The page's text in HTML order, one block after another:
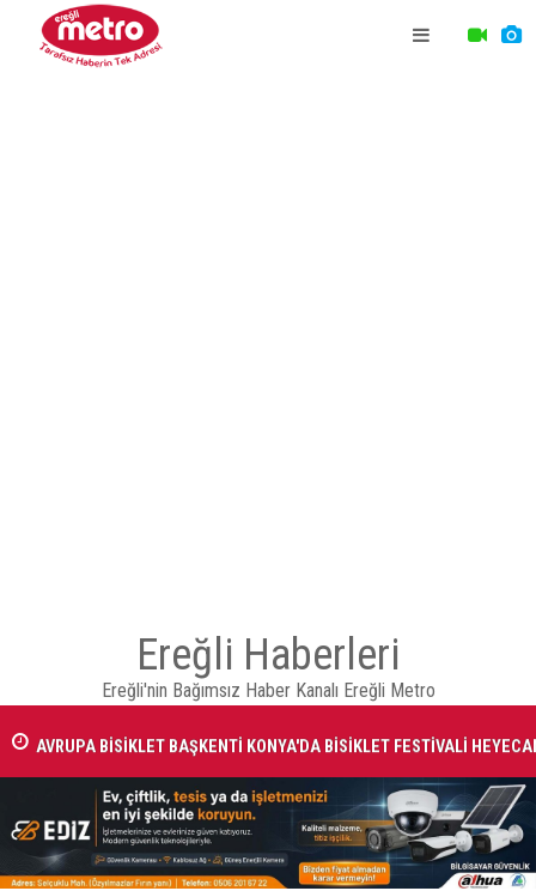
Ereğli Haberleri
Ereğli'nin Bağımsız Haber Kanalı Ereğli Metro
AVRUPA BİSİKLET BAŞKENTİ KONYA'DA BİSİKLET FESTİVALİ
BAŞLADI